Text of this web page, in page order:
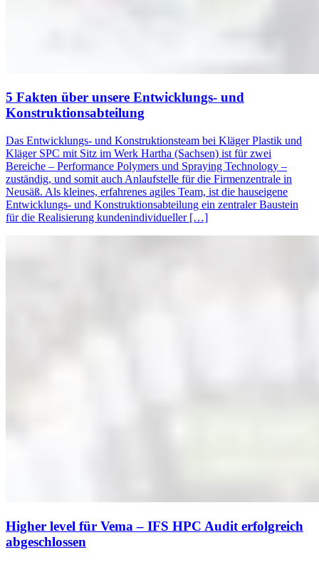
5 Fakten über unsere Entwicklungs- und
Konstruktionsabteilung
Das Entwicklungs- und Konstruktionsteam bei Kläger Plastik und
Kläger SPC mit Sitz im Werk Hartha (Sachsen) ist für zwei
Bereiche – Performance Polymers und Spraying Technology –
zuständig, und somit auch Anlaufstelle für die Firmenzentrale in
Neusäß. Als kleines, erfahrenes agiles Team, ist die hauseigene
Entwicklungs- und Konstruktionsabteilung ein zentraler Baustein
für die Realisierung kundenindividueller […]
Higher level für Vema – IFS HPC Audit erfolgreich
abgeschlossen